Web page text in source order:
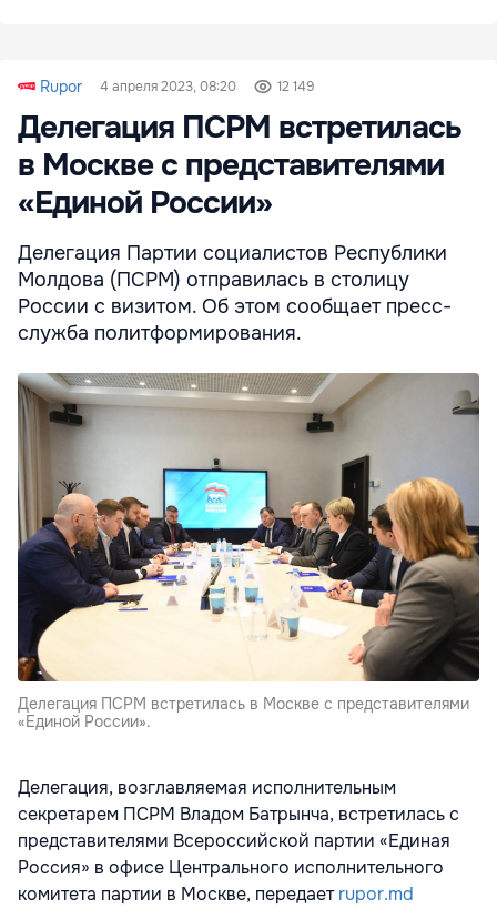
Rupor 4 апреля 2023, 08:20 12 149
Делегация ПСРМ встретилась
в Москве с представителями
«Единой России»
Делегация Партии социалистов Республики
Молдова (ПСРМ) отправилась в столицу
России с визитом. Об этом сообщает пресс-
служба политформирования.
Делегация ПСРМ встретилась в Москве с представителями
«Единой России».
Делегация, возглавляемая исполнительным
секретарем ПСРМ Владом Батрынча, встретилась с
представителями Всероссийской партии «Единая
Россия» в офисе Центрального исполнительного
комитета партии в Москве, передаетrupor.md